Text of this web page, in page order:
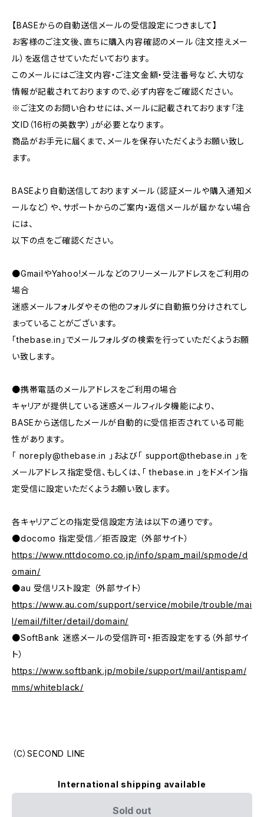
【BASEからの自動送信メールの受信設定につきまして】
お客様のご注文後、直ちに購入内容確認のメール（注文控えメー
ル）を返信させていただいております。
このメールにはご注文内容・ご注文金額・受注番号など、大切な
情報が記載されておりますので、必ず内容をご確認ください。
※ご注文のお問い合わせには、メールに記載されております「注
文ID（16桁の英数字）」が必要となります。
商品がお手元に届くまで、メールを保存いただくようお願い致し
ます。
BASEより自動送信しておりますメール（認証メールや購入通知メ
ールなど）や、サポートからのご案内・返信メールが届かない場合
には、
以下の点をご確認ください。
●GmailやYahoo!メールなどのフリーメールアドレスをご利用の
場合
迷惑メールフォルダやその他のフォルダに自動振り分けされてし
まっていることがございます。
「thebase.in」でメールフォルダの検索を行っていただくようお願
い致します。
●携帯電話のメールアドレスをご利用の場合
キャリアが提供している迷惑メールフィルタ機能により、
BASEから送信したメールが自動的に受信拒否されている可能
性があります。
「 noreply@thebase.in 」および「 support@thebase.in
」を
メールアドレス指定受信、もしくは、「 thebase.in 」をドメイン指
定受信に設定いただくようお願い致します。
各キャリアごとの指定受信設定方法は以下の通りです。
●docomo 指定受信／拒否設定 （外部サイト）
https://www.nttdocomo.co.jp/info/spam_mail/spmode/d
omain/
●au 受信リスト設定 （外部サイト）
https://www.au.com/support/service/mobile/trouble/mai
l/email/filter/detail/domain/
●SoftBank 迷惑メールの受信許可・拒否設定をする（外部サイ
ト）
https://www.softbank.jp/mobile/support/mail/antispam/
mms/whiteblack/
（C）SECOND LINE
International shipping available
Sold out